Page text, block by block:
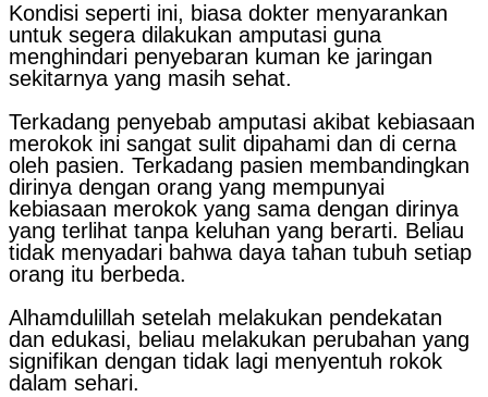
Kondisi seperti ini, biasa dokter menyarankan
untuk segera dilakukan amputasi guna
menghindari penyebaran kuman ke jaringan
sekitarnya yang masih sehat.
Terkadang penyebab amputasi akibat kebiasaan
merokok ini sangat sulit dipahami dan di cerna
oleh pasien. Terkadang pasien membandingkan
dirinya dengan orang yang mempunyai
kebiasaan merokok yang sama dengan dirinya
yang terlihat tanpa keluhan yang berarti. Beliau
tidak menyadari bahwa daya tahan tubuh setiap
orang itu berbeda.
Alhamdulillah setelah melakukan pendekatan
dan edukasi, beliau melakukan perubahan yang
signifikan dengan tidak lagi menyentuh rokok
dalam sehari.